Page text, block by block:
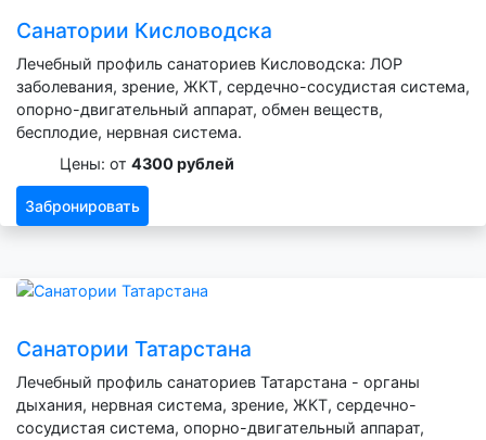
Санатории Кисловодска
Лечебный профиль санаториев Кисловодска: ЛОР
заболевания, зрение, ЖКТ, сердечно-сосудистая система,
опорно-двигательный аппарат, обмен веществ,
бесплодие, нервная система.
Цены: от 4300 рублей
Забронировать
Санатории Татарстана
Лечебный профиль санаториев Татарстана - органы
дыхания, нервная система, зрение, ЖКТ, сердечно-
сосудистая система, опорно-двигательный аппарат,